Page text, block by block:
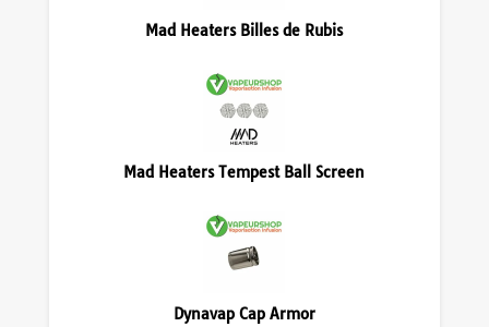
Mad Heaters Billes de Rubis
Mad Heaters Tempest Ball Screen
Dynavap Cap Armor